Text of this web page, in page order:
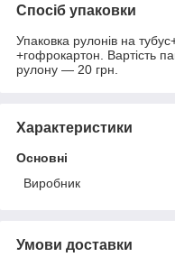
Спосіб упаковки
Упаковка рулонів на
+гофрокартон. Вартість
рулону — 20 грн.
Характеристики
Основні
Виробник
Умови доставки